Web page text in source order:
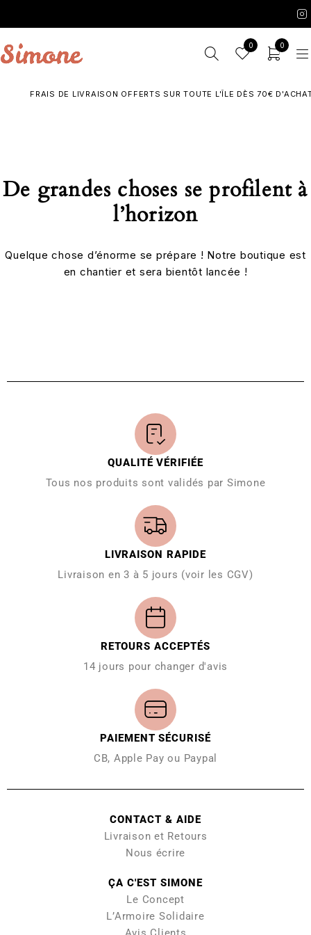
0 0
FRAIS DE LIVRAISON OFFERTS SUR TOUTE L'ÎLE DÈS 70€
De grandes choses se profilent à
l’horizon
Quelque chose d’énorme se prépare ! Notre boutique est
en chantier et sera bientôt lancée !
QUALITÉ VÉRIFIÉE
Tous nos produits sont validés par Simone
LIVRAISON RAPIDE
Livraison en 3 à 5 jours (voir les CGV)
RETOURS ACCEPTÉS
14 jours pour changer d'avis
PAIEMENT SÉCURISÉ
CB, Apple Pay ou Paypal
CONTACT & AIDE
Livraison et Retours
Nous écrire
ÇA C'EST SIMONE
Le Concept
L’Armoire Solidaire